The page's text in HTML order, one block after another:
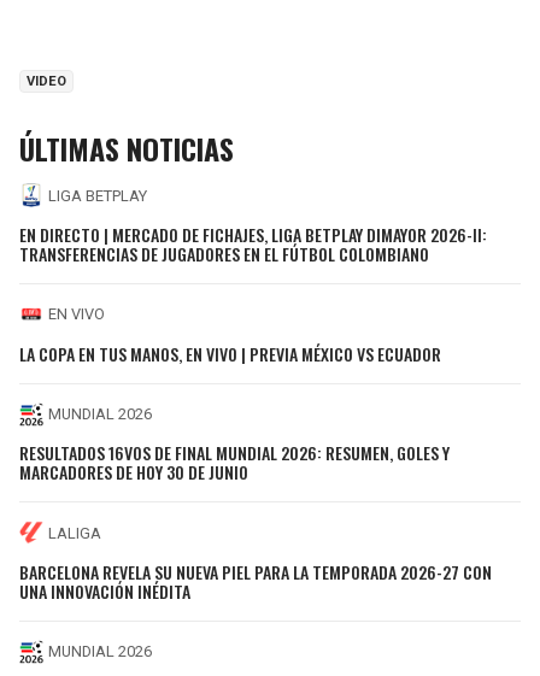
VIDEO
ÚLTIMAS NOTICIAS
LIGA BETPLAY
EN DIRECTO | MERCADO DE FICHAJES, LIGA BETPLAY DIMAYOR 2026-II:
TRANSFERENCIAS DE JUGADORES EN EL FÚTBOL COLOMBIANO
EN VIVO
LA COPA EN TUS MANOS, EN VIVO | PREVIA MÉXICO VS ECUADOR
MUNDIAL 2026
RESULTADOS 16VOS DE FINAL MUNDIAL 2026: RESUMEN, GOLES Y
MARCADORES DE HOY 30 DE JUNIO
LALIGA
BARCELONA REVELA SU NUEVA PIEL PARA LA TEMPORADA 2026-27 CON
UNA INNOVACIÓN INÉDITA
MUNDIAL 2026